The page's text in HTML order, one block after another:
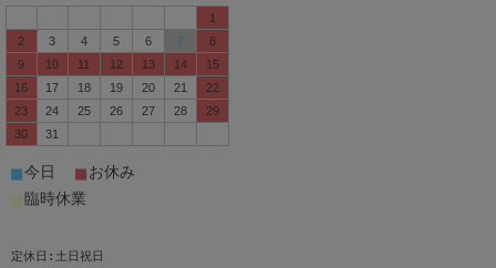
1
2
3 4 5 6 7
8
9
10 11 12 13 14
15
16
17 18 19 20 21
22
23
24 25 26 27 28
29
30
31
■今日 ■お休み
■臨時休業
定休日:土日祝日